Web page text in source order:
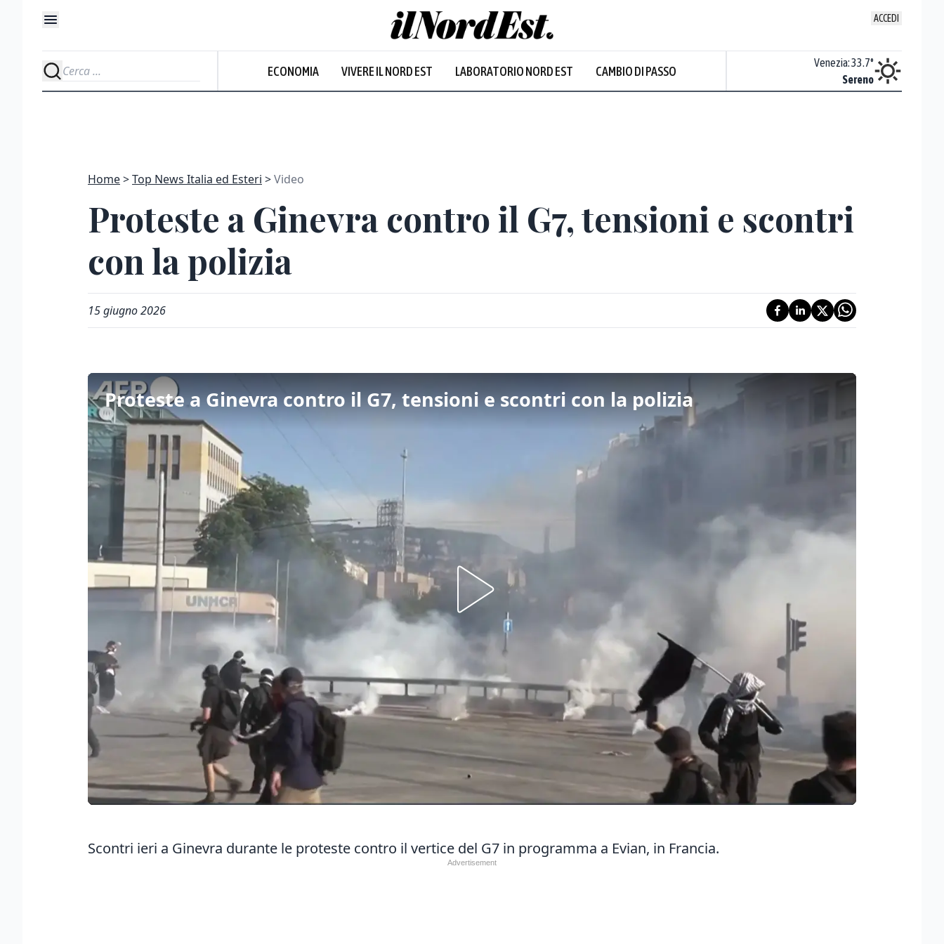
ACCEDI
ECONOMIA VIVERE IL NORD EST LABORATORIO NORD EST CAMBIO DI PASSO
Nuvoloso
Venezia:33.7°
Sereno
Home Top News Italia ed Esteri Video
Proteste a Ginevra contro il G7, tensioni e scontri
con la polizia
15 giugno 2026
Proteste a Ginevra contro il G7, tensioni e scontri con la polizia
Scontri ieri a Ginevra durante le proteste contro il vertice del G7 in programma a Evian, in Francia.